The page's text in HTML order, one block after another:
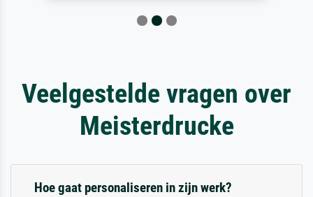
Veelgestelde vragen over
Meisterdrucke
Hoe gaat personaliseren in zijn werk?